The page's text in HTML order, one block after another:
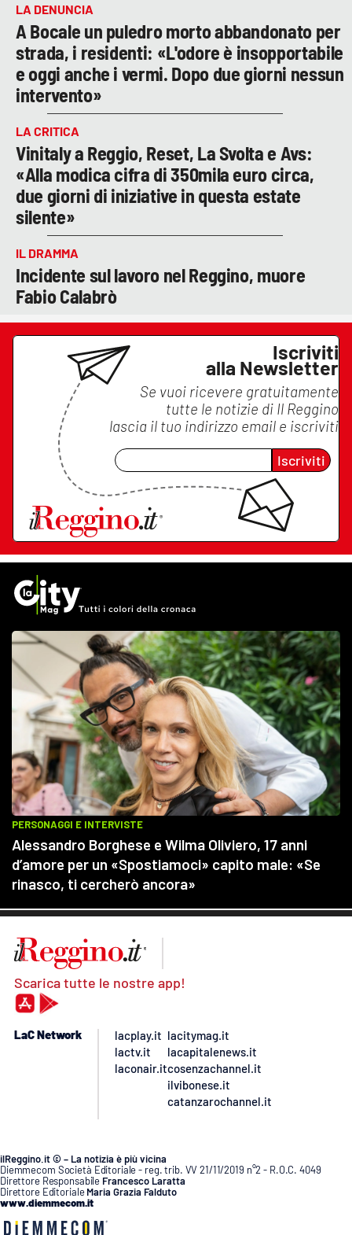
LA DENUNCIA
A Bocale un puledro morto abbandonato per
strada, i residenti: «L'odore è insopportabile
e oggi anche i vermi. Dopo due giorni nessun
intervento»
LA CRITICA
Vinitaly a Reggio, Reset, La Svolta e Avs:
«Alla modica cifra di 350mila euro circa,
due giorni di iniziative in questa estate
silente»
IL DRAMMA
Incidente sul lavoro nel Reggino, muore
Fabio Calabrò
Iscriviti
alla Newsletter
Se vuoi ricevere gratuitamente
tutte le notizie di Il Reggino
lascia il tuo indirizzo email e iscriviti
Iscriviti
Scarica tutte le nostre app!
LaC Network
lacplay.it
lactv.it
laconair.it
lacitymag.it
lacapitalenews.it
cosenzachannel.it
ilvibonese.it
catanzarochannel.it
ilReggino.it © – La notizia è più vicina
Diemmecom Società Editoriale - reg. trib. VV 21/11/2019 n°2 - R.O.C. 4049
Direttore Responsabile Francesco Laratta
Direttore Editoriale Maria Grazia Falduto
www.diemmecom.it